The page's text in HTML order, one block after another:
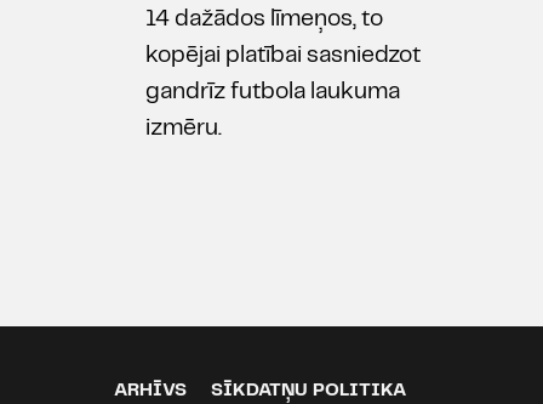
14 dažādos līmeņos, to
kopējai platībai sasniedzot
gandrīz futbola laukuma
izmēru.
ARHĪVS SĪKDATŅU POLITIKA